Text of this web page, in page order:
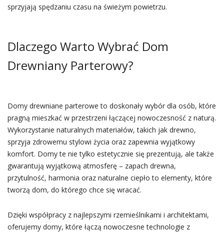
sprzyjają spędzaniu czasu na świeżym powietrzu.
Dlaczego Warto Wybrać Dom
Drewniany Parterowy?
Domy drewniane parterowe to doskonały wybór dla osób, które
pragną mieszkać w przestrzeni łączącej nowoczesność z naturą.
Wykorzystanie naturalnych materiałów, takich jak drewno,
sprzyja zdrowemu stylowi życia oraz zapewnia wyjątkowy
komfort. Domy te nie tylko estetycznie się prezentują, ale także
gwarantują wyjątkową atmosferę – zapach drewna,
przytulność, harmonia oraz naturalne ciepło to elementy, które
tworzą dom, do którego chce się wracać.
Dzięki współpracy z najlepszymi rzemieślnikami i architektami,
oferujemy domy, które łączą nowoczesne technologie z